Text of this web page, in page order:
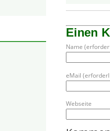
Einen
Name
eMail
Webseite